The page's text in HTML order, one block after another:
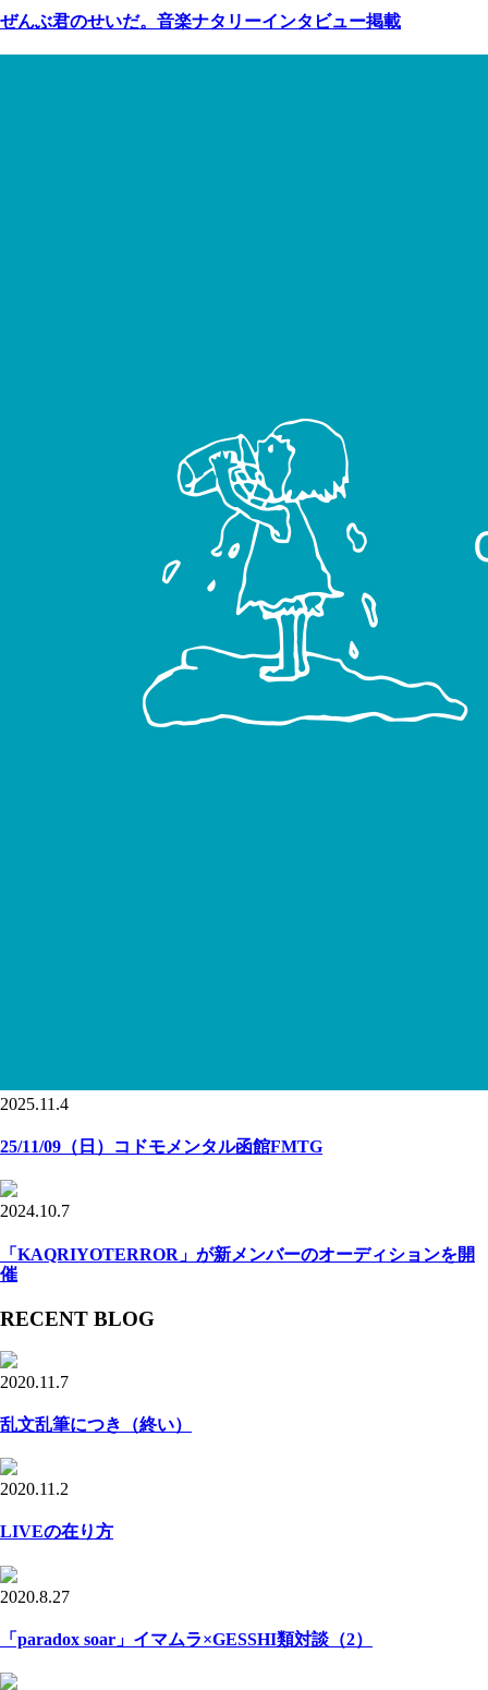
ぜんぶ君のせいだ。音楽ナタリーインタビュー掲載
2025.11.4
25/11/09（日）コドモメンタル函館FMTG
2024.10.7
「KAQRIYOTERROR」が新メンバーのオーディションを開
催
RECENT BLOG
2020.11.7
乱文乱筆につき（終い）
2020.11.2
LIVEの在り方
2020.8.27
「paradox soar」イマムラ×GESSHI類対談（2）